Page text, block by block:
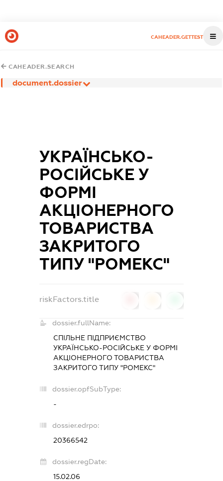
CAHEADER.GETTEST
CAHEADER.SEARCH
document.dossier
УКРАЇНСЬКО-
РОСІЙСЬКЕ У
ФОРМІ
АКЦІОНЕРНОГО
ТОВАРИСТВА
ЗАКРИТОГО
ТИПУ "РОМЕКС"
riskFactors.title
dossier.fullName:
СПІЛЬНЕ ПІДПРИЄМСТВО
УКРАЇНСЬКО-РОСІЙСЬКЕ У ФОРМІ
АКЦІОНЕРНОГО ТОВАРИСТВА
ЗАКРИТОГО ТИПУ "РОМЕКС"
dossier.opfSubType:
-
dossier.edrpo:
20366542
dossier.regDate:
15.02.06